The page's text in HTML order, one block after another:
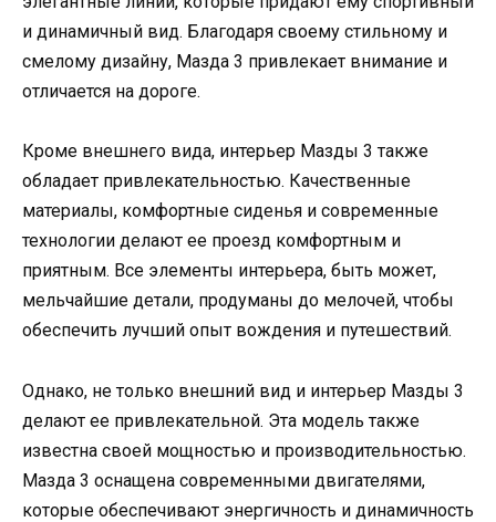
и динамичный вид. Благодаря своему стильному и
смелому дизайну, Мазда 3 привлекает внимание и
отличается на дороге.
Кроме внешнего вида, интерьер Мазды 3 также
обладает привлекательностью. Качественные
материалы, комфортные сиденья и современные
технологии делают ее проезд комфортным и
приятным. Все элементы интерьера, быть может,
мельчайшие детали, продуманы до мелочей, чтобы
обеспечить лучший опыт вождения и путешествий.
Однако, не только внешний вид и интерьер Мазды 3
делают ее привлекательной. Эта модель также
известна своей мощностью и производительностью.
Мазда 3 оснащена современными двигателями,
которые обеспечивают энергичность и динамичность